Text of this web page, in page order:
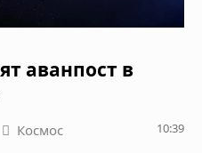
аванпост в
Космос 10:39